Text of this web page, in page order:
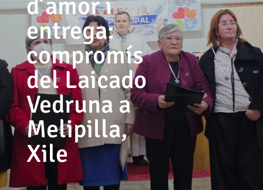
entrega:
compromís
del Laicado
Vedruna a
Melipilla,
Xile